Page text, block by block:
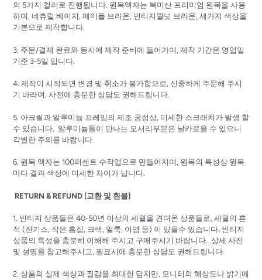
의 5가지 컬러로 진행됩니다. 원목액자는 북미산 프리미엄 원목을 사용
하며, 네츄럴 베이지, 메이플 브라운, 빈티지월넛 브라운, 세가지 색상을
기본으로 제작합니다.
3. 주문/결제 완료와 동시에 제작 준비에 들어가며, 제작 기간은 영업일
기준 3-5일 입니다.
4. 제작이 시작되면 변경 및 취소가 불가함으로, 신중하게 주문해 주시
기 바라며, 사전에 충분한 상담도 권해드립니다.
5. 아크릴과 알루미늄 프레임의 제조 공정상, 미세한 스크래치가 발생 할
수 있습니다. 알루미늄들이 만나는 모서리부분은 날카로울 수 있으니
각별한 주의를 바랍니다.
6. 원목 액자는 100퍼센트 수작업으로 만들어지며, 원목의 특성상 원목
마다 결과 색상에 미세한 차이가 납니다.
RETURN & REFUND [교환 및 환불]
1. 빈티지 상품들은 40-50년 이상의 세월을 견뎌온 상품들로, 세월의 흔
적 (잔기스, 작은 흠집, 크랙, 얼룩, 이염 등) 이 있을수 있습니다. 빈티지
상품의 특성을 충분히 이해해 주시고 구매주시기 바랍니다. 상세 사진
및 설명을 참고해주시고, 필요시에 충분한 상담도 권해드립니다.
2. 상품의 실제 색상과 질감을 최대한 담지만, 모니터의 해상도나 밝기에